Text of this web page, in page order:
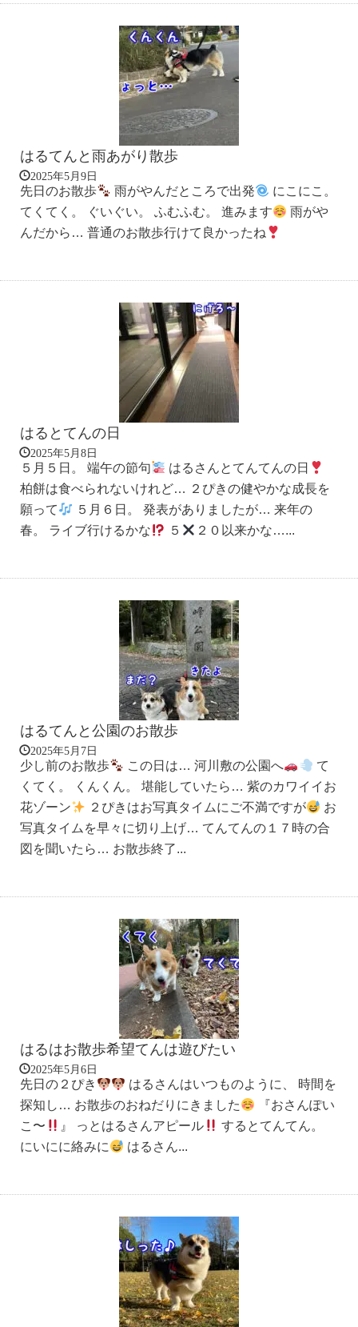
はるてんと雨あがり散歩
2025年5月9日
先日のお散歩 雨がやんだところで出発
にこにこ。
てくてく。 ぐいぐい。 ふむふむ。 進みます
雨がや
んだから… 普通のお散歩行けて良かったね
はるとてんの日
2025年5月8日
５月５日。 端午の節句
はるさんとてんてんの日
柏餅は食べられないけれど… ２ぴきの健やかな成長を
願って
５月６日。 発表がありましたが… 来年の
春。 ライブ行けるかな
５ ２０以来かな…...
はるてんと公園のお散歩
2025年5月7日
少し前のお散歩 この日は… 河川敷の公園へ
て
くてく。 くんくん。 堪能していたら… 紫のカワイイお
花ゾーン
２ぴきはお写真タイムにご不満ですが
お
写真タイムを早々に切り上げ… てんてんの１７時の合
図を聞いたら… お散歩終了...
はるはお散歩希望てんは遊びたい
2025年5月6日
先日の２ぴき
はるさんはいつものように、 時間を
探知し… お散歩のおねだりにきました
『おさんぽい
こ〜
』 っとはるさんアピール
するとてんてん。
にいにに絡みに
はるさん...